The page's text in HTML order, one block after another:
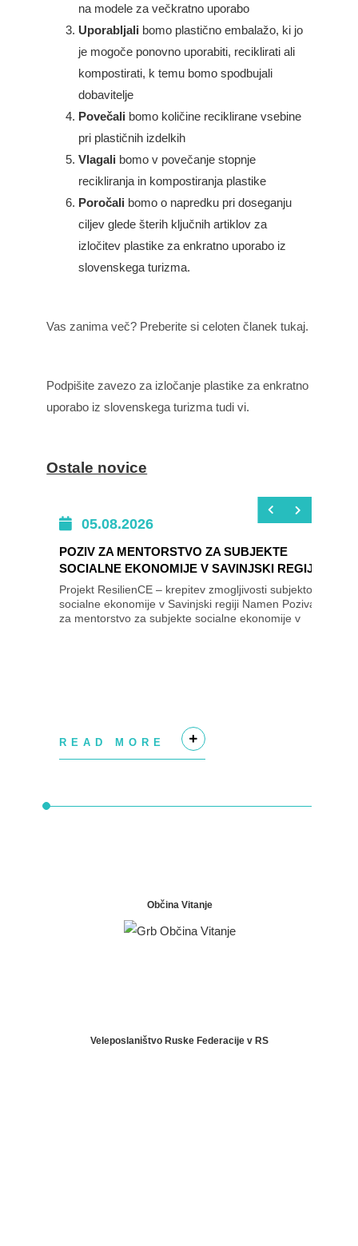
na modele za večkratno uporabo
Uporabljali bomo plastično embalažo, ki jo
je mogoče ponovno uporabiti, reciklirati ali
kompostirati, k temu bomo spodbujali
dobavitelje
Povečali bomo količine reciklirane vsebine
pri plastičnih izdelkih
Vlagali bomo v povečanje stopnje
recikliranja in kompostiranja plastike
Poročali bomo o napredku pri doseganju
ciljev glede šterih ključnih artiklov za
izločitev plastike za enkratno uporabo iz
slovenskega turizma.
Vas zanima več? Preberite si celotenčlanek tukaj.
Podpišitezavezo za izločanje plastike za enkratno
uporabo iz slovenskega turizma tudi vi.
Ostale novice
05.08.2026
POZIV ZA MENTORSTVO ZA SUBJEKTE
SOCIALNE EKONOMIJE V SAVINJSKI REGIJI
Projekt ResilienCE – krepitev zmogljivosti subjektov
socialne ekonomije v Savinjski regiji Namen Poziva
za mentorstvo za subjekte socialne ekonomije v
READ MORE
+
Občina Vitanje
Veleposlaništvo Ruske Federacije v RS